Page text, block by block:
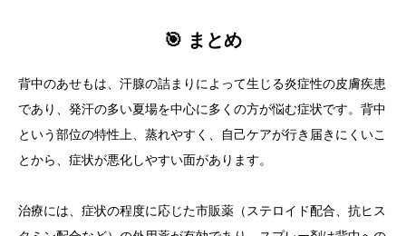
🎯 まとめ
背中のあせもは、汗腺の詰まりによって生じる炎症性の皮膚疾患
であり、発汗の多い夏場を中心に多くの方が悩む症状です。背中
という部位の特性上、蒸れやすく、自己ケアが行き届きにくいこ
とから、症状が悪化しやすい面があります。
治療には、症状の程度に応じた市販薬（ステロイド配合、抗ヒス